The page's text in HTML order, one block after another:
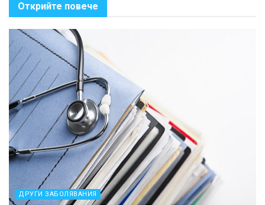
Открийте повече
ДРУГИ ЗАБОЛЯВАНИЯ